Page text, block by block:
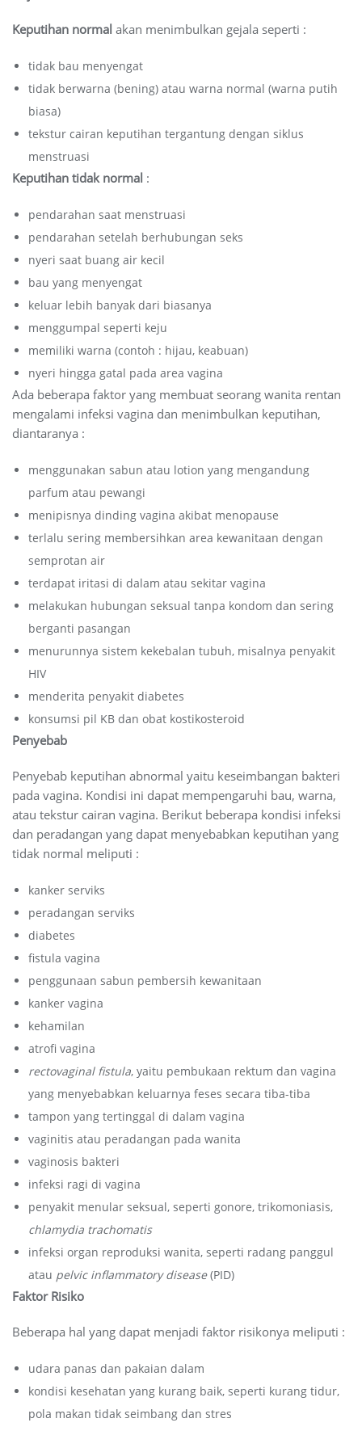
Keputihan normal akan menimbulkan gejala seperti :
tidak bau menyengat
tidak berwarna (bening) atau warna normal (warna putih
biasa)
tekstur cairan keputihan tergantung dengan siklus
menstruasi
Keputihan tidak normal :
pendarahan saat menstruasi
pendarahan setelah berhubungan seks
nyeri saat buang air kecil
bau yang menyengat
keluar lebih banyak dari biasanya
menggumpal seperti keju
memiliki warna (contoh : hijau, keabuan)
nyeri hingga gatal pada area vagina
Ada beberapa faktor yang membuat seorang wanita rentan
mengalami infeksi vagina dan menimbulkan keputihan,
diantaranya :
menggunakan sabun atau lotion yang mengandung
parfum atau pewangi
menipisnya dinding vagina akibat menopause
terlalu sering membersihkan area kewanitaan dengan
semprotan air
terdapat iritasi di dalam atau sekitar vagina
melakukan hubungan seksual tanpa kondom dan sering
berganti pasangan
menurunnya sistem kekebalan tubuh, misalnya penyakit
HIV
menderita penyakit diabetes
konsumsi pil KB dan obat kostikosteroid
Penyebab
Penyebab keputihan abnormal yaitu keseimbangan bakteri
pada vagina. Kondisi ini dapat mempengaruhi bau, warna,
atau tekstur cairan vagina. Berikut beberapa kondisi infeksi
dan peradangan yang dapat menyebabkan keputihan yang
tidak normal meliputi :
kanker serviks
peradangan serviks
diabetes
fistula vagina
penggunaan sabun pembersih kewanitaan
kanker vagina
kehamilan
atrofi vagina
rectovaginal fistula, yaitu pembukaan rektum dan vagina
yang menyebabkan keluarnya feses secara tiba-tiba
tampon yang tertinggal di dalam vagina
vaginitis atau peradangan pada wanita
vaginosis bakteri
infeksi ragi di vagina
penyakit menular seksual, seperti gonore, trikomoniasis,
chlamydia trachomatis
infeksi organ reproduksi wanita, seperti radang panggul
atau pelvic inflammatory disease(PID)
Faktor Risiko
Beberapa hal yang dapat menjadi faktor risikonya meliputi :
udara panas dan pakaian dalam
kondisi kesehatan yang kurang baik, seperti kurang tidur,
pola makan tidak seimbang dan stres